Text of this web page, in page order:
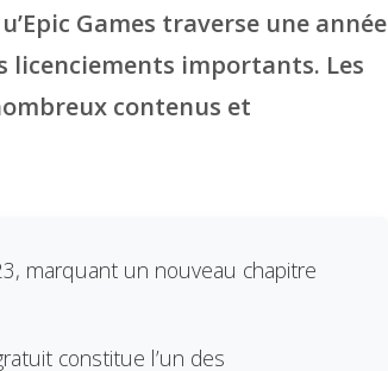
Games traverse une année
licenciements importants. Les
contenus et
marquant un nouveau chapitre
constitue l’un des